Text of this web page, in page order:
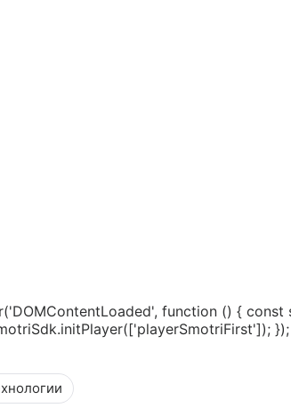
function () { const
});